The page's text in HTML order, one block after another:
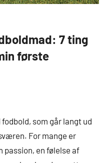
7 ting
første
som går langt ud
For mange er
passion, en følelse af